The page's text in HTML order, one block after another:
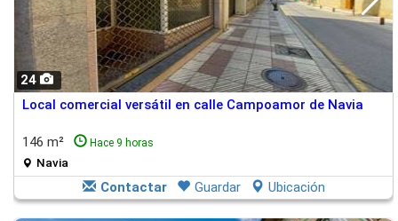
24
Local comercial versátil en calle Campoamor de Navia
146 m² Hace 9 horas
Navia
Contactar Guardar Ubicación